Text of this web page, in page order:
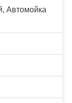
Автомойка